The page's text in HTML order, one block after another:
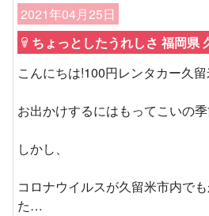
2021年04月25日
ちょっとしたうれしさ 福岡県
こんにちは!100円レンタカー久
お出かけするにはもってこいの
しかし、
コロナウイルスが久留米市内で
た…